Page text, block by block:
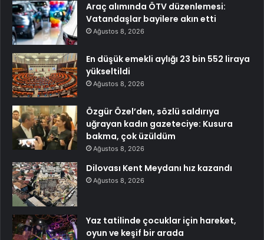
Araç alımında ÖTV düzenlemesi:
Vatandaşlar bayilere akın etti
Ağustos 8, 2026
En düşük emekli aylığı 23 bin 552 liraya
yükseltildi
Ağustos 8, 2026
Özgür Özel’den, sözlü saldırıya
uğrayan kadın gazeteciye: Kusura
bakma, çok üzüldüm
Ağustos 8, 2026
Dilovası Kent Meydanı hız kazandı
Ağustos 8, 2026
Yaz tatilinde çocuklar için hareket,
oyun ve keşif bir arada